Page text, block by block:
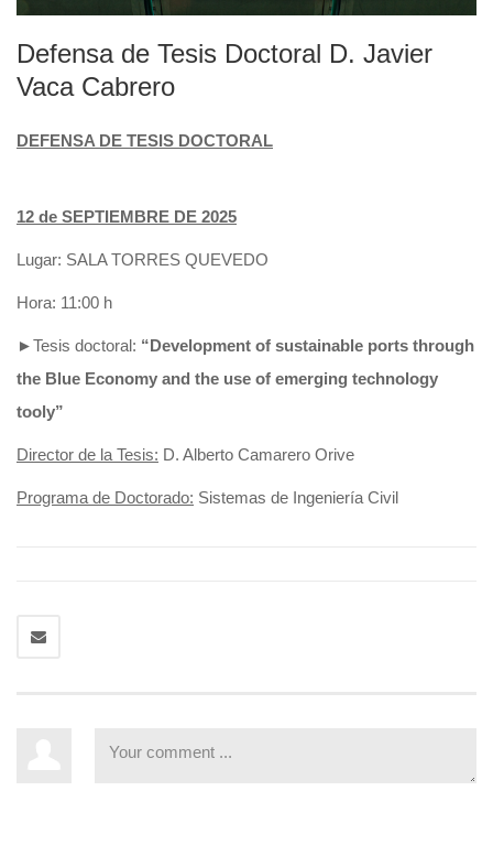
Defensa de Tesis Doctoral D. Javier
Vaca Cabrero
DEFENSA DE TESIS DOCTORAL
12 de SEPTIEMBRE DE 2025
Lugar: SALA TORRES QUEVEDO
Hora: 11:00 h
►Tesis doctoral: “Development of sustainable ports through
the Blue Economy and the use of emerging technology
tooly”
Director de la Tesis: D. Alberto Camarero Orive
Programa de Doctorado: Sistemas de Ingeniería Civil